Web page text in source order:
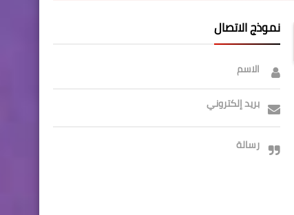
نموذج الاتصال
الاسم
بريد إلكتروني
رسالة